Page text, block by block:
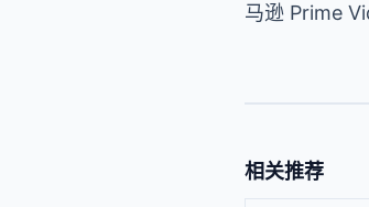
马逊 Prime
相关推荐